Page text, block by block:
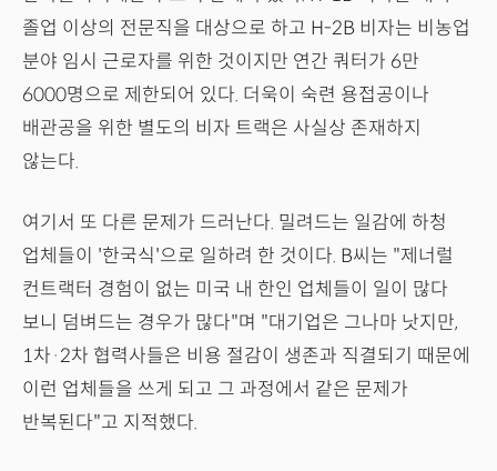
졸업 이상의 전문직을 대상으로 하고 H-2B 비자는 비농업
분야 임시 근로자를 위한 것이지만 연간 쿼터가 6만
6000명으로 제한되어 있다. 더욱이 숙련 용접공이나
배관공을 위한 별도의 비자 트랙은 사실상 존재하지
않는다.
여기서 또 다른 문제가 드러난다. 밀려드는 일감에 하청
업체들이 '한국식'으로 일하려 한 것이다. B씨는 "제너럴
컨트랙터 경험이 없는 미국 내 한인 업체들이 일이 많다
보니 덤벼드는 경우가 많다"며 "대기업은 그나마 낫지만,
1차·2차 협력사들은 비용 절감이 생존과 직결되기 때문에
이런 업체들을 쓰게 되고 그 과정에서 같은 문제가
반복된다"고 지적했다.